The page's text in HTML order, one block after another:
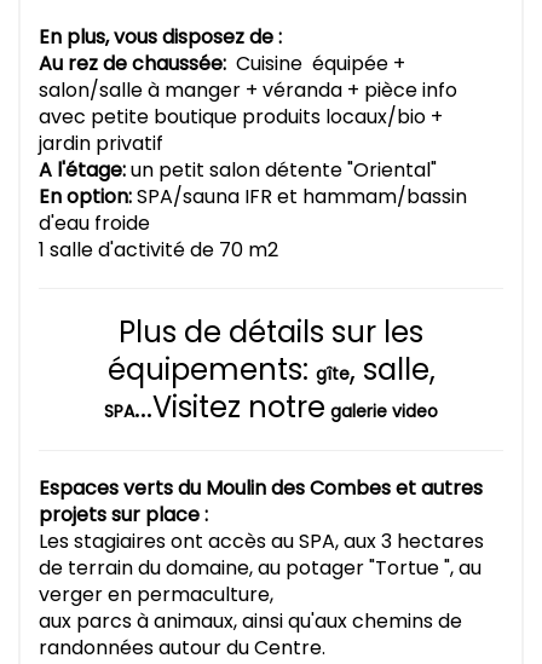
En plus, vous disposez de :
Au rez de chaussée: Cuisine équipée +
salon/salle à manger + véranda + pièce info
avec petite boutique produits locaux/bio +
jardin privatif
A l'étage:un petit salon détente "Oriental"
En option:SPA/sauna IFR et hammam/bassin
d'eau froide
1 salle d'activité de 70 m2
Plus de détails sur les
équipements: gîte, salle,
SPA...Visitez notre galerie video
Espaces verts du Moulin des Combes et autres
projets sur place :
Les stagiaires ont accès au SPA, aux 3 hectares
de terrain du domaine, au potager "Tortue ", au
verger en permaculture,
aux parcs à animaux, ainsi qu'aux chemins de
randonnées autour du Centre.